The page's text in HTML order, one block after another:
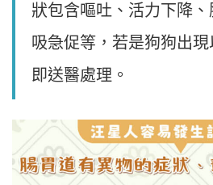
狀包含嘔吐、活力下降
吸急促等，若是狗狗出
即送醫處理。